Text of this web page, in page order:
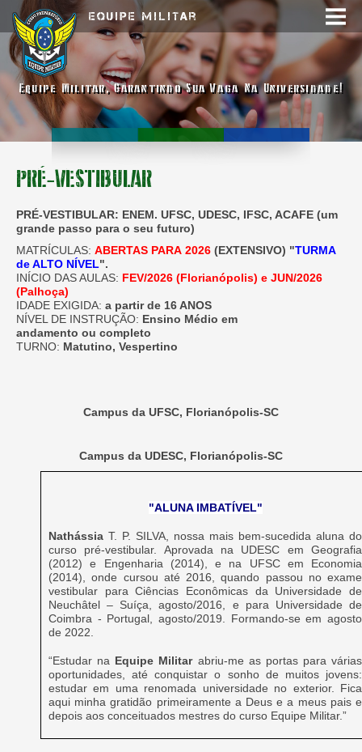
Equipe Militar
Equipe Militar, Garantindo Sua Vaga Na Universidade!
PRÉ-VESTIBULAR
PRÉ-VESTIBULAR: ENEM. UFSC, UDESC, IFSC, ACAFE (um
grande passo para o seu futuro)
MATRÍCULAS: ABERTAS PARA 2026 (EXTENSIVO) "TURMA
de ALTO NÍVEL".
INÍCIO DAS AULAS: FEV/2026 (Florianópolis) e JUN/2026
(Palhoça)
IDADE EXIGIDA: a partir de 16 ANOS
NÍVEL DE INSTRUÇÃO: Ensino Médio em
andamento ou completo
TURNO: Matutino, Vespertino
Campus da UFSC, Florianópolis-SC
Campus da UDESC, Florianópolis-SC
"ALUNA IMBATÍVEL"
Nathássia T. P. SILVA, nossa mais bem-sucedida aluna do
curso pré-vestibular. Aprovada na UDESC em Geografia
(2012) e Engenharia (2014), e na UFSC em Economia
(2014), onde cursou até 2016, quando passou no exame
vestibular para Ciências Econômicas da Universidade de
Neuchâtel – Suíça, agosto/2016, e para Universidade de
Coimbra - Portugal, agosto/2019. Formando-se em agosto
de 2022.
“Estudar na Equipe Militarabriu-me as portas para várias
oportunidades, até conquistar o sonho de muitos jovens:
estudar em uma renomada universidade no exterior. Fica
aqui minha gratidão primeiramente a Deus e a meus pais e
depois aos conceituados mestres do curso Equipe Militar.”